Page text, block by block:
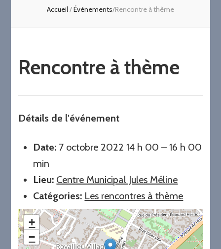
Accueil/Événements/Rencontre à thème
Rencontre à thème
Détails de l'événement
Date: 7 octobre 2022 14 h 00 –16 h 00
min
Lieu: Centre Municipal Jules Méline
Catégories: Les rencontres à thème
+
−